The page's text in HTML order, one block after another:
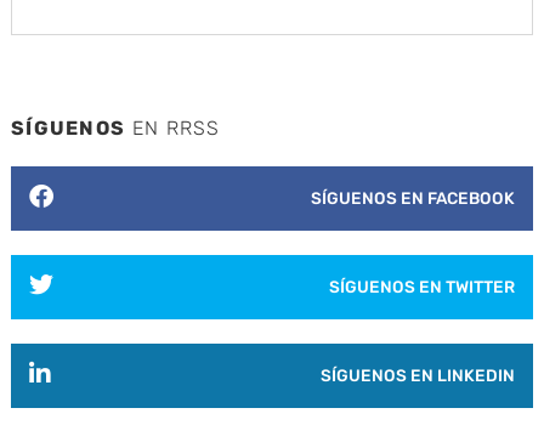
SÍGUENOS EN RRSS
SÍGUENOS EN FACEBOOK
SÍGUENOS EN TWITTER
SÍGUENOS EN LINKEDIN